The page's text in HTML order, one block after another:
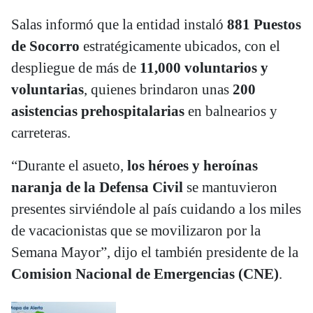
Salas informó que la entidad instaló 881 Puestos
de Socorro estratégicamente ubicados, con el
despliegue de más de 11,000 voluntarios y
voluntarias, quienes brindaron unas 200
asistencias prehospitalarias en balnearios y
carreteras.
“Durante el asueto, los héroes y heroínas
naranja de la Defensa Civil se mantuvieron
presentes sirviéndole al país cuidando a los miles
de vacacionistas que se movilizaron por la
Semana Mayor”, dijo el también presidente de la
Comision Nacional de Emergencias (CNE).